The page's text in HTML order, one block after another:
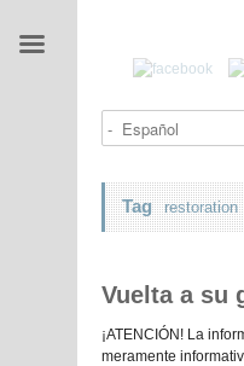
Tag restoration
Vuelta a su
¡ATENCIÓN! La
meramente